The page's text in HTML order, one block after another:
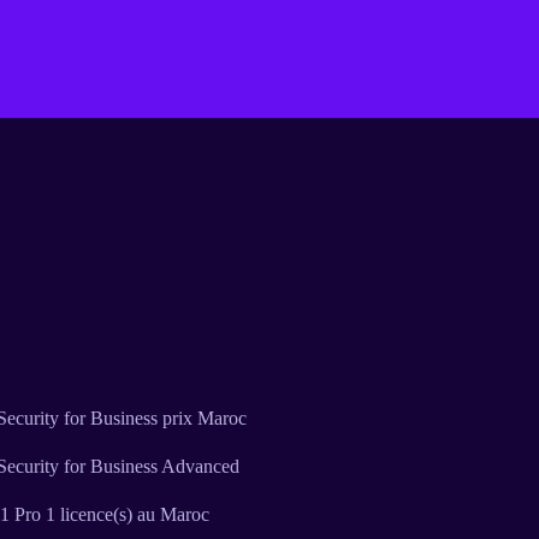
for Business prix Maroc
for Business Advanced
Pro 1 licence(s) au Maroc